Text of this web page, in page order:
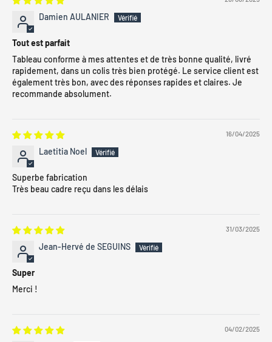
Damien AULANIER
Tout est parfait
Tableau conforme à mes attentes et de très bonne qualité, livré
rapidement, dans un colis très bien protégé. Le service client est
également très bon, avec des réponses rapides et claires. Je
recommande absolument.
16/04/2025
Laetitia Noel
Superbe fabrication
Très beau cadre reçu dans les délais
31/03/2025
Jean-Hervé de SEGUINS
Super
Merci !
04/02/2025